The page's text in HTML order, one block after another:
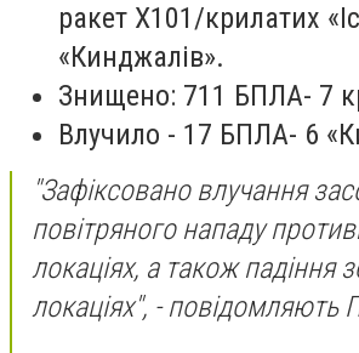
ракет Х101/крилатих
«Кинджалів».
Знищено: 711 БПЛА- 7
Влучило - 17 БПЛА- 6
"Зафіксовано влучання
повітряного нападу
локаціях, а також падіння
локаціях", - повідомляють